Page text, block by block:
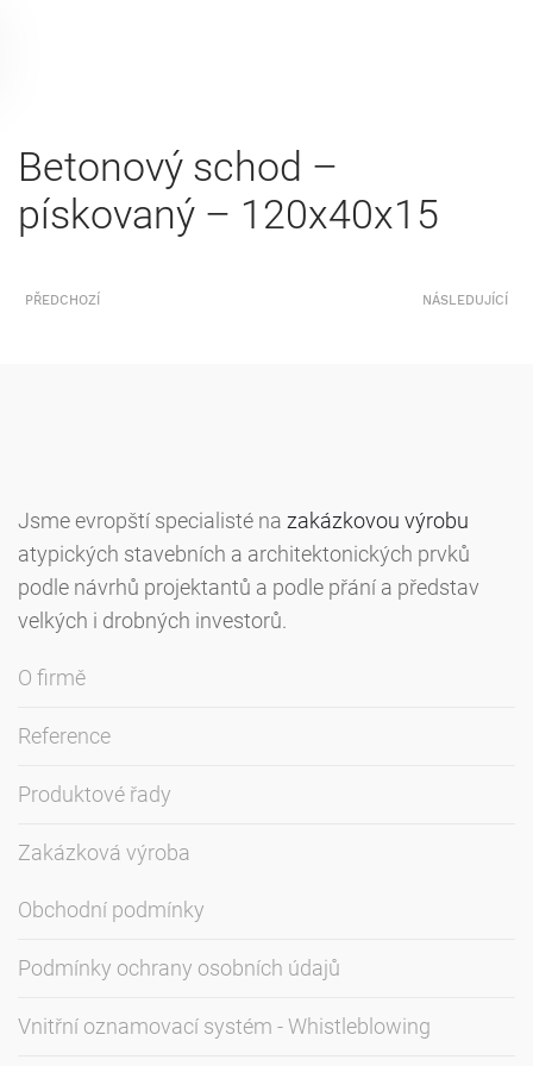
Betonový schod –
pískovaný – 120x40x15
PŘEDCHOZÍ NÁSLEDUJÍCÍ
Jsme evropští specialisté na zakázkovou výrobu
atypických stavebních a architektonických prvků
podle návrhů projektantů a podle přání a představ
velkých i drobných investorů.
O firmě
Reference
Produktové řady
Zakázková výroba
Obchodní podmínky
Podmínky ochrany osobních údajů
Vnitřní oznamovací systém - Whistleblowing